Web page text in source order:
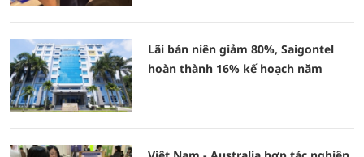
Lãi bán niên giảm 80%, Saigontel
hoàn thành 16% kế hoạch năm